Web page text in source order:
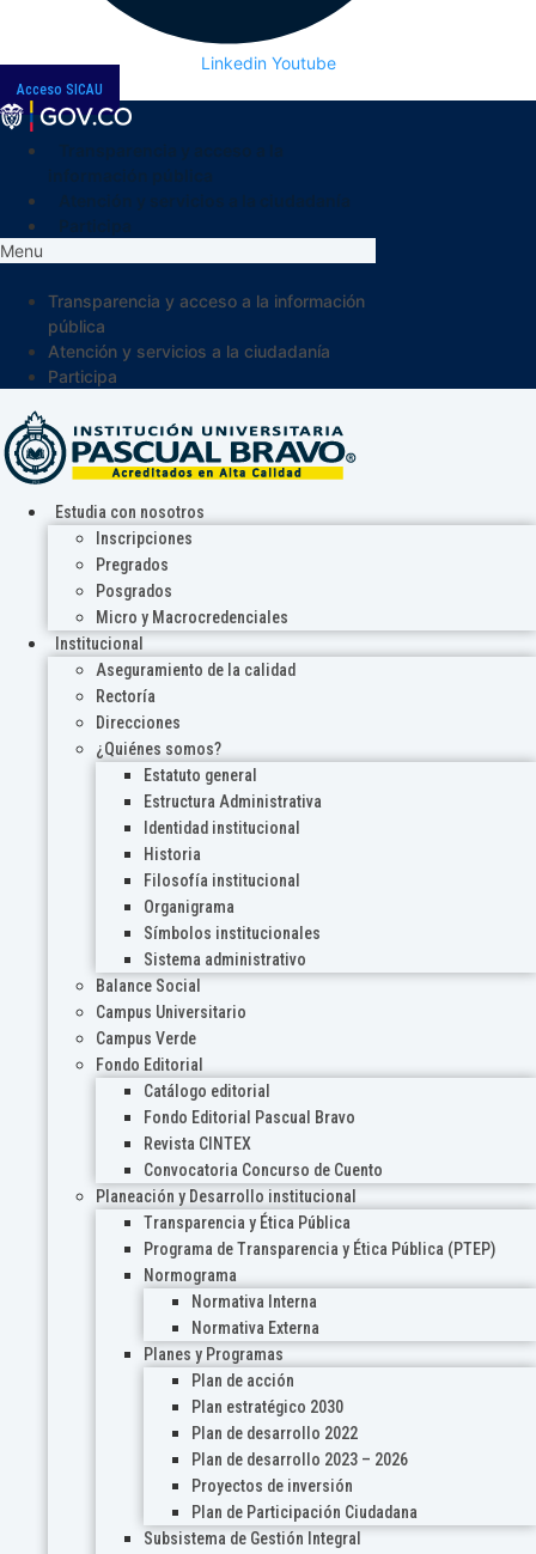
Linkedin Youtube
Acceso SICAU
Menu
Transparencia y acceso a la información
pública
Atención y servicios a la ciudadanía
Participa
Estudia con nosotros
Inscripciones
Pregrados
Posgrados
Micro y Macrocredenciales
Institucional
Aseguramiento de la calidad
Rectoría
Direcciones
¿Quiénes somos?
Estatuto general
Estructura Administrativa
Identidad institucional
Historia
Filosofía institucional
Organigrama
Símbolos institucionales
Sistema administrativo
Balance Social
Campus Universitario
Campus Verde
Fondo Editorial
Catálogo editorial
Fondo Editorial Pascual Bravo
Revista CINTEX
Convocatoria Concurso de Cuento
Planeación y Desarrollo institucional
Transparencia y Ética Pública
Programa de Transparencia y Ética Pública (PTEP)
Normograma
Normativa Interna
Normativa Externa
Planes y Programas
Plan de acción
Plan estratégico 2030
Plan de desarrollo 2022
Plan de desarrollo 2023 – 2026
Proyectos de inversión
Plan de Participación Ciudadana
Subsistema de Gestión Integral